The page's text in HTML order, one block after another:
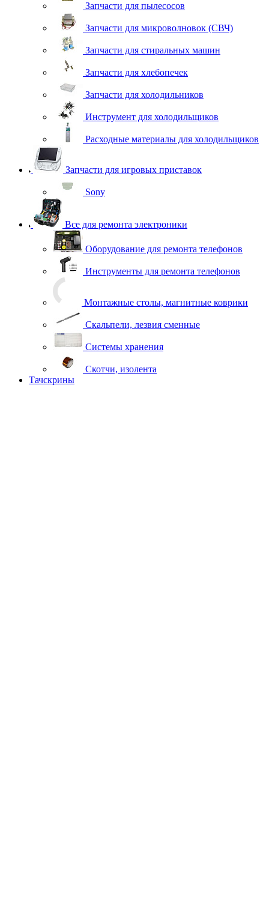
Запчасти для пылесосов
Запчасти для микроволновок (СВЧ)
Запчасти для стиральных машин
Запчасти для хлебопечек
Запчасти для холодильников
Инструмент для холодильщиков
Расходные материалы для холодильщиков
Запчасти для игровых приставок
Sony
Все для ремонта электроники
Оборудование для ремонта телефонов
Инструменты для ремонта телефонов
Тачскрины